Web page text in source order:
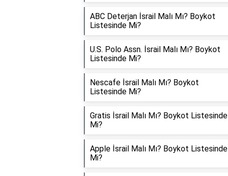
ABC Deterjan İsrail Malı Mı? Boykot
Listesinde Mi?
U.S. Polo Assn. İsrail Malı Mı? Boykot
Listesinde Mi?
Nescafe İsrail Malı Mı? Boykot
Listesinde Mi?
Gratis İsrail Malı Mı? Boykot Listesinde
Mi?
Apple İsrail Malı Mı? Boykot Listesinde
Mi?